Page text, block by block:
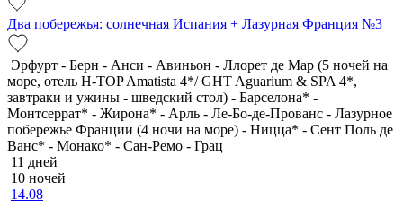
Два побережья: солнечная Испания + Лазурная Франция №3
Эрфурт - Берн - Анси - Авиньон - Ллорет де Мар (5 ночей на
море, отель H-TOP Amatista 4*/ GHT Aguarium & SPA 4*,
завтраки и ужины - шведский стол) - Барселона* -
Монтсеррат* - Жирона* - Арль - Ле-Бо-де-Прованс - Лазурное
побережье Франции (4 ночи на море) - Ницца* - Сент Поль де
Ванс* - Монако* - Сан-Ремо - Грац
11 дней
10 ночей
14.08